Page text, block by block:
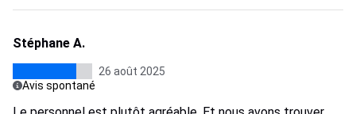
Stéphane A.
26 août 2025
Avis spontané